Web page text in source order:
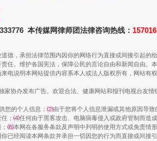
身啦
本传媒网律师团法律咨询热线：
德，承担法律范围内因你的网络行为直接或间接引起的
任。维护各国宪法，保障公民的言论自由和新闻自由。
电说明本网站提供内容系本人或法人版权所有，网站有
协办发布广告。欢迎合法、健康网站和报刊电视台友情
您的个人信息； ⑵由于您将个人信息泄漏或其他原因导致
； ⑷任何由于黑客攻击、电脑病毒侵入或政府管制而造
⑹本网在各服务条款及声明中列明的使用方式或免责情形
已经阅读本网条款并承担一切因您的行为而直接或间接